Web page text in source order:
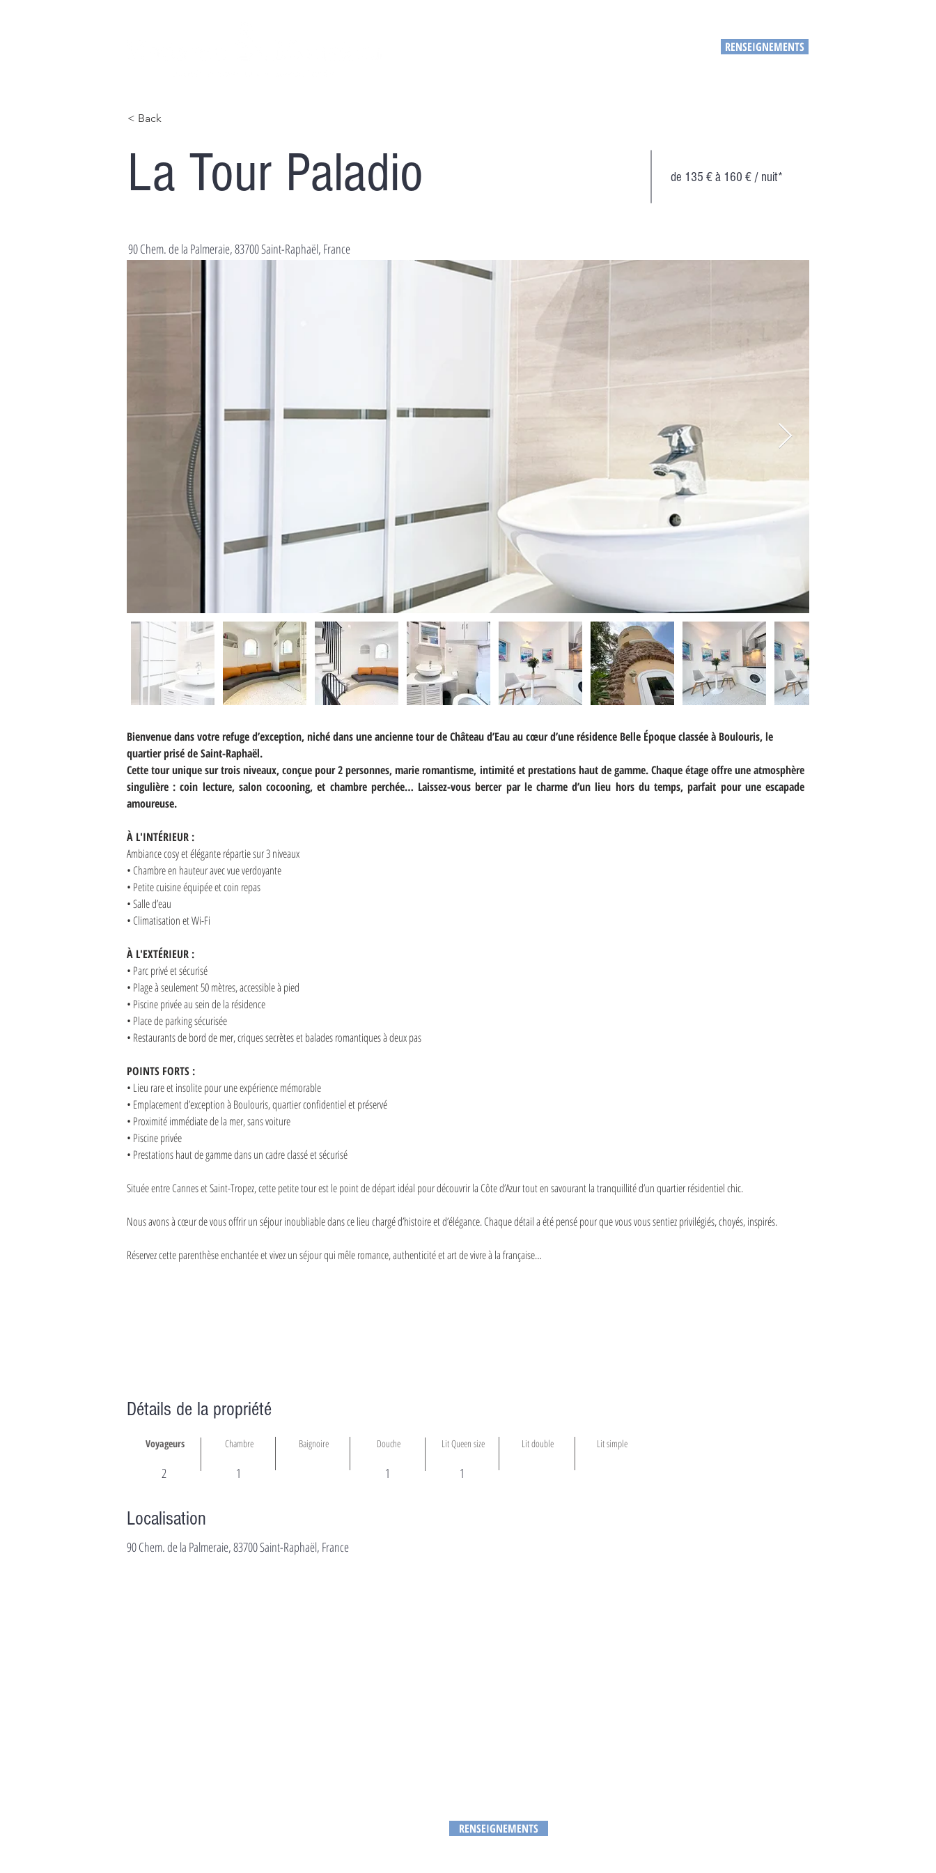
RENSEIGNEMENTS
< Back
La Tour Paladio
90 Chem. de la Palmeraie, 83700 Saint-Raphaël, France
de 135 € à 160 € / nuit*
Bienvenue dans votre refuge d’exception, niché dans une ancienne tour de Château d’Eau au cœur d’une résidence Belle Époque classée à Boulouris, le
quartier prisé de Saint-Raphaël.
Cette tour unique sur trois niveaux, conçue pour 2 personnes, marie romantisme, intimité et prestations haut de gamme. Chaque étage offre une atmosphère
singulière : coin lecture, salon cocooning, et chambre perchée… Laissez-vous bercer par le charme d’un lieu hors du temps, parfait pour une escapade
amoureuse.
À L'INTÉRIEUR :
Ambiance cosy et élégante répartie sur 3 niveaux
• Chambre en hauteur avec vue verdoyante
• Petite cuisine équipée et coin repas
• Salle d’eau
• Climatisation et Wi-Fi
À L'EXTÉRIEUR :
• Parc privé et sécurisé
• Plage à seulement 50 mètres, accessible à pied
• Piscine privée au sein de la résidence
• Place de parking sécurisée
• Restaurants de bord de mer, criques secrètes et balades romantiques à deux pas
POINTS FORTS :
• Lieu rare et insolite pour une expérience mémorable
• Emplacement d’exception à Boulouris, quartier confidentiel et préservé
• Proximité immédiate de la mer, sans voiture
• Piscine privée
• Prestations haut de gamme dans un cadre classé et sécurisé
Située entre Cannes et Saint-Tropez, cette petite tour est le point de départ idéal pour découvrir la Côte d’Azur tout en savourant la tranquillité d’un quartier résidentiel chic.
Nous avons à cœur de vous offrir un séjour inoubliable dans ce lieu chargé d’histoire et d’élégance. Chaque détail a été pensé pour que vous vous sentiez privilégiés, choyés, inspirés.
Réservez cette parenthèse enchantée et vivez un séjour qui mêle romance, authenticité et art de vivre à la française…
Détails de la propriété
Voyageurs
2
Chambre Baignoire Douche Lit Queen size Lit double
1 1 1
Lit simple
Localisation
90 Chem. de la Palmeraie, 83700 Saint-Raphaël, France
RENSEIGNEMENTS